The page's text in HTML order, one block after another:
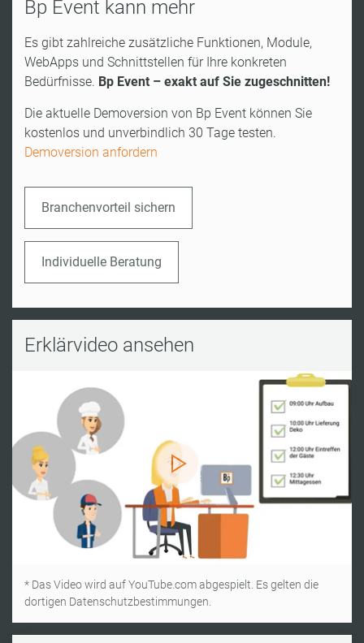
Bp Event kann mehr
Es gibt zahlreiche zusätzliche Funktionen, Module,
WebApps und Schnittstellen für Ihre konkreten
Bedürfnisse. Bp Event – exakt auf Sie zugeschnitten!
Die aktuelle Demoversion von Bp Event können Sie
kostenlos und unverbindlich 30 Tage testen.
Demoversion anfordern
Branchenvorteil sichern
Individuelle Beratung
Erklärvideo ansehen
* Das Video wird auf YouTube.com abgespielt. Es gelten die
dortigen Datenschutzbestimmungen.